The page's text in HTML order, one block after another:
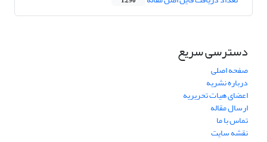
دسترسی سریع
صفحه اصلی
درباره نشریه
اعضای هیات تحریریه
ارسال مقاله
تماس با ما
نقشه سایت